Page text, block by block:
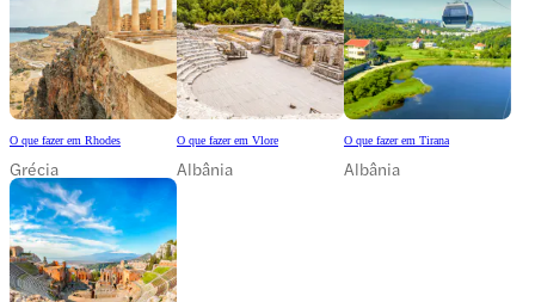
O que fazer em Rhodes
Grécia
O que fazer em Vlore
Albânia
O que fazer em Tirana
Albânia